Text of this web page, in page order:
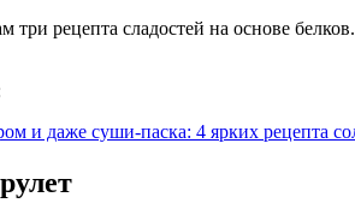
три рецепта сладостей на основе
и даже суши-паска: 4 ярких рецепта